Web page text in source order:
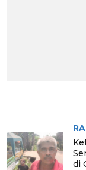
di